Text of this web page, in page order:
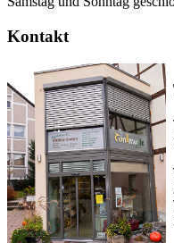
Kontakt